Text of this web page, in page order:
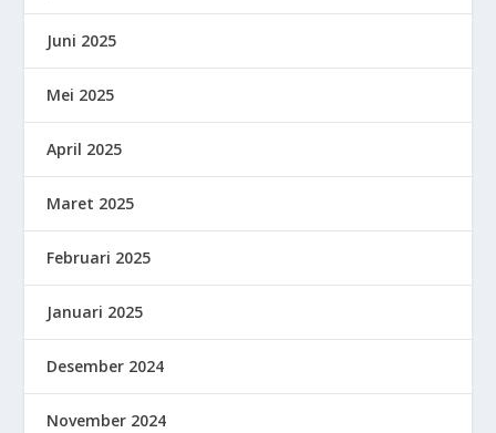
Juni 2025
Mei 2025
April 2025
Maret 2025
Februari 2025
Januari 2025
Desember 2024
November 2024